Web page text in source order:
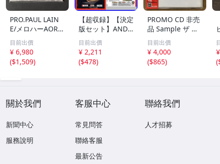
PRO.PAUL LAIN
E/メロハーAOR◆
THE RADIO SUN/
UNSTOPPABLE
目前出價
¥ 6,980
($1,509)
【超収録】【決定
版セット】ANDR
EAS VOLLENWEI
DER CD1+2+3 厳
選プレミア音源集
MP3CD-DLVer 3
目前出價
¥ 2,211
($478)
PROMO CD 非売
品 Sample ザ ビ
ートルズ パスト
マスターズ VOL.2
CP32-5602 THE
BEATLES / PAST
目前出價
¥ 4,000
($865)
(
關於我們
新聞中心
服務說明
客服中心
常見問答
聯絡客服
最新公告
聯絡我們
人才招募